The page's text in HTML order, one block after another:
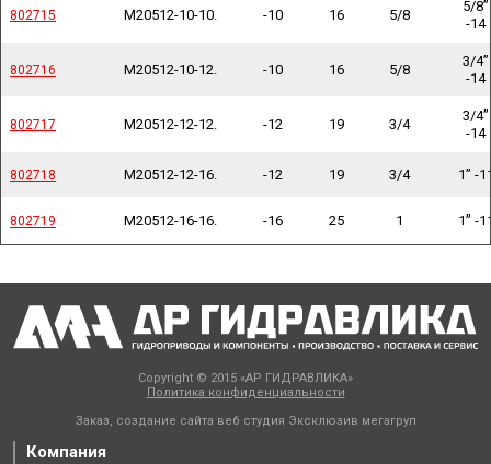
802715 M20512-10-10. -10 16 5/8
5/8”
-14
802716 M20512-10-12. -10 16 5/8
3/4”
-14
802717 M20512-12-12. -12 19 3/4
3/4”
-14
802718 M20512-12-16. -12 19 3/4 1” -
802719 M20512-16-16. -16 25 1 1” -
802715
802716
802717
802718
802719
Copyright © 2015 «АР ГИДРАВЛИКА»
Политика конфиденциальности
Заказ, создание сайта веб студия Эксклюзив мегагруп
Компания